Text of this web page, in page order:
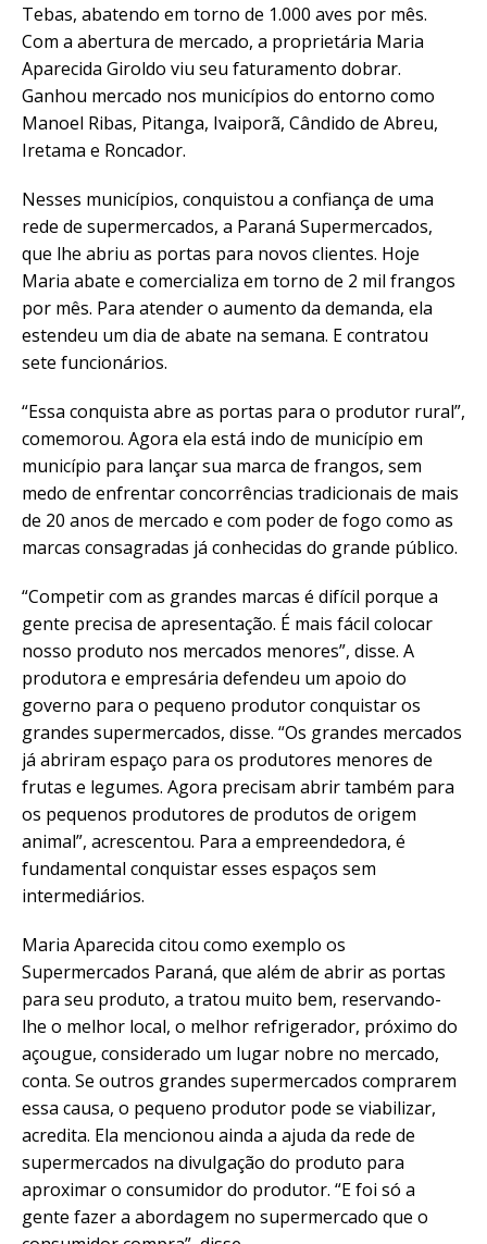
Tebas, abatendo em torno de 1.000 aves por mês.
Com a abertura de mercado, a proprietária Maria
Aparecida Giroldo viu seu faturamento dobrar.
Ganhou mercado nos municípios do entorno como
Manoel Ribas, Pitanga, Ivaiporã, Cândido de Abreu,
Iretama e Roncador.
Nesses municípios, conquistou a confiança de uma
rede de supermercados, a Paraná Supermercados,
que lhe abriu as portas para novos clientes. Hoje
Maria abate e comercializa em torno de 2 mil frangos
por mês. Para atender o aumento da demanda, ela
estendeu um dia de abate na semana. E contratou
sete funcionários.
“Essa conquista abre as portas para o produtor rural”,
comemorou. Agora ela está indo de município em
município para lançar sua marca de frangos, sem
medo de enfrentar concorrências tradicionais de mais
de 20 anos de mercado e com poder de fogo como as
marcas consagradas já conhecidas do grande público.
“Competir com as grandes marcas é difícil porque a
gente precisa de apresentação. É mais fácil colocar
nosso produto nos mercados menores”, disse. A
produtora e empresária defendeu um apoio do
governo para o pequeno produtor conquistar os
grandes supermercados, disse. “Os grandes mercados
já abriram espaço para os produtores menores de
frutas e legumes. Agora precisam abrir também para
os pequenos produtores de produtos de origem
animal”, acrescentou. Para a empreendedora, é
fundamental conquistar esses espaços sem
intermediários.
Maria Aparecida citou como exemplo os
Supermercados Paraná, que além de abrir as portas
para seu produto, a tratou muito bem, reservando-
lhe o melhor local, o melhor refrigerador, próximo do
açougue, considerado um lugar nobre no mercado,
conta. Se outros grandes supermercados comprarem
essa causa, o pequeno produtor pode se viabilizar,
acredita. Ela mencionou ainda a ajuda da rede de
supermercados na divulgação do produto para
aproximar o consumidor do produtor. “E foi só a
gente fazer a abordagem no supermercado que o